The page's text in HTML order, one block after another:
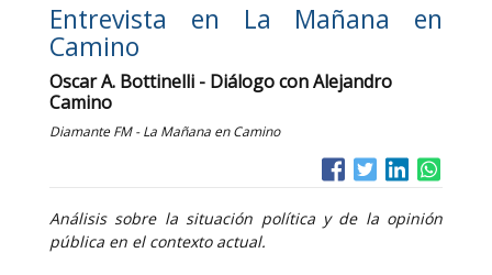
Entrevista en La Mañana en
Camino
Oscar A. Bottinelli - Diálogo con Alejandro
Camino
Diamante FM - La Mañana en Camino
Análisis sobre la situación política y de la opinión
pública en el contexto actual.